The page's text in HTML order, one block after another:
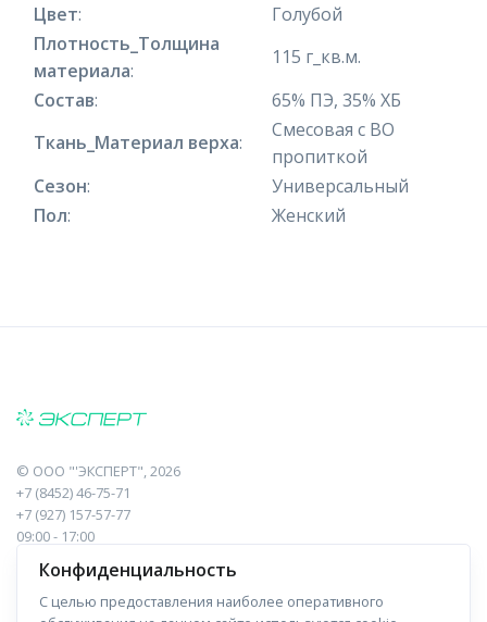
Цвет:
Голубой
Плотность_Толщина
материала:
115 г_кв.м.
Состав:
65% ПЭ, 35% ХБ
Ткань_Материал верха:
Смесовая с ВО
пропиткой
Сезон:
Универсальный
Пол: Женский
© ООО "'ЭКСПЕРТ", 2026
+7 (8452) 46-75-71
+7 (927) 157-57-77
09:00 - 17:00
410017, Саратов, Пугачева, 10 к1, оф.23
Навигация Информация
Конфиденциальность
С целью предоставления наиболее оперативного